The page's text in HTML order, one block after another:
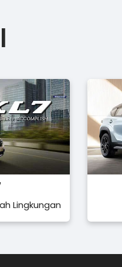
Lingkungan